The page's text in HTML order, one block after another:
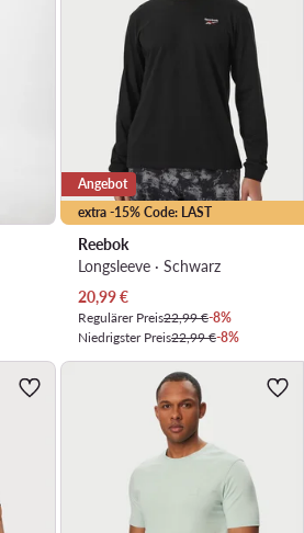
extra -15% Code: LAST
Angebot
Reebok
Longsleeve · Schwarz
Aktueller Preis
20,99€
Regulärer Preis22,99 €-8%
Niedrigster Preis22,99 €-8%